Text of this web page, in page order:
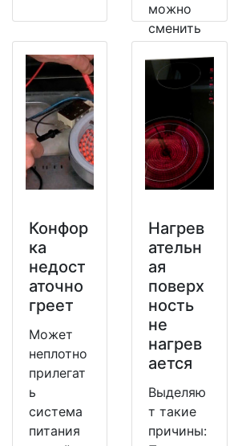
можно
сменить
рабочий.
Конфор
ка
недост
аточно
греет
Может
неплотно
прилегат
ь
система
питания
Нагрев
ательн
ая
поверх
ность
не
нагрев
ается
Выделяю
т такие
причины: